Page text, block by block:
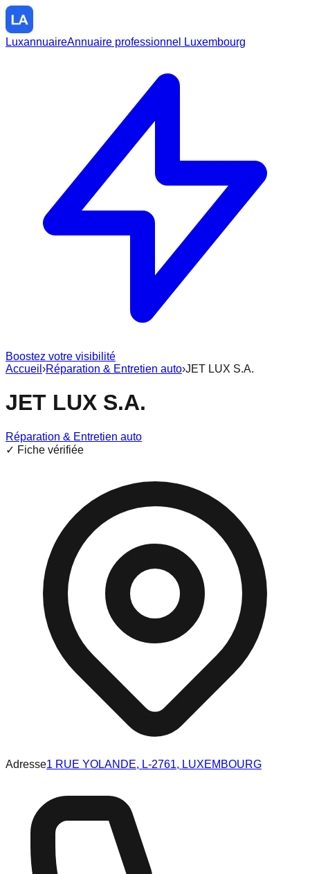
LuxannuaireAnnuaire professionnel Luxembourg
Boostez votre visibilité
Accueil ›Réparation & Entretien auto›JET LUX S.A.
JET LUX S.A.
Réparation & Entretien auto
✓ Fiche vérifiée
Adresse1 RUE YOLANDE, L-2761, LUXEMBOURG